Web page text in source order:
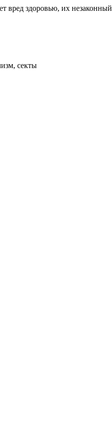
здоровью, их
секты